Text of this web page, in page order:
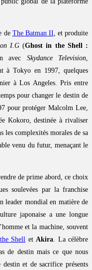
de The Batman II , et produite
I.G (Ghost in the Shell :
avec Skydance Television
à Tokyo en 1997, quelques
à Los Angeles. Pris entre
pour changer le destin de
pour protéger Malcolm Lee,
Kokoro, destinée à rivaliser
les complexités morales de sa
venu du futur, menaçant le
de prime abord, ce choix
soulevées par la franchise
leader mondial en matière de
japonaise a une longue
et la machine, souvent
Shell et Akira . La célèbre
de destin mais ce que nous
destin et de sacrifice présents